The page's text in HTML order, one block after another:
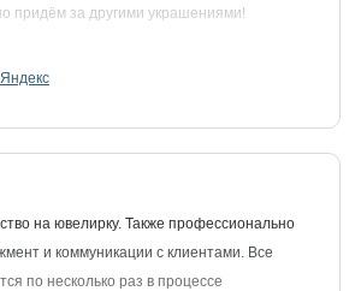
придём за другими украшениями!
на ювелирку. Также профессионально
и коммуникации с клиентами. Все
по несколько раз в процессе